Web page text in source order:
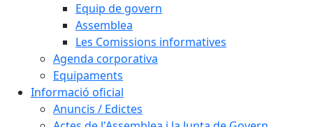
Equip de govern
Assemblea
Les Comissions informatives
Agenda corporativa
Equipaments
Informació oficial
Anuncis / Edictes